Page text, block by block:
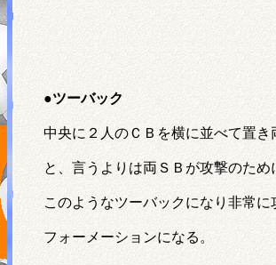
●ツーバック
中央に２人のＣＢを横に並べて置
と、言うよりは両ＳＢが攻撃のた
このようなツーバックになり非常に
フォーメーションになる。